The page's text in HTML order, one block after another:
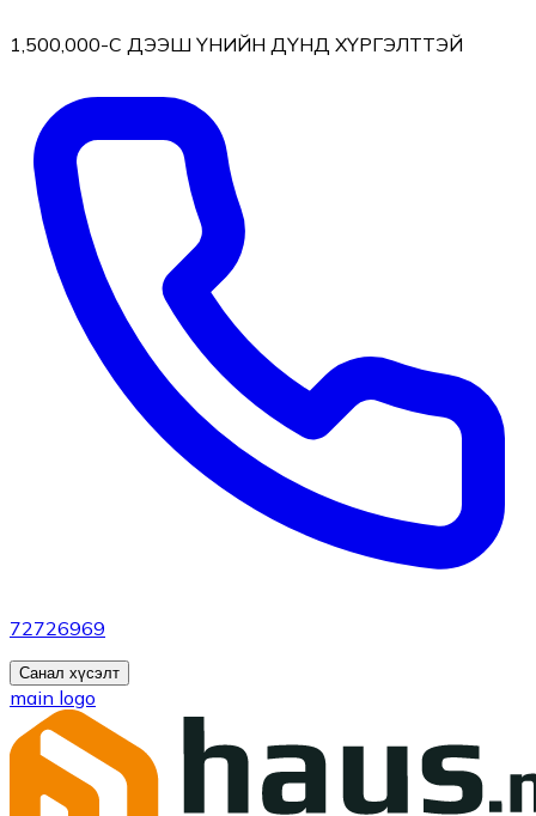
1,500,000-С ДЭЭШ ҮНИЙН ДҮНД ХҮРГЭЛТТЭЙ
72726969
Санал хүсэлт
main logo